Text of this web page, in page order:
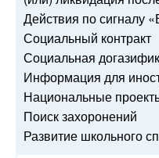
Действия по
Социальный контракт
Социальная
Информация для
Национальные
Поиск захоронений
Развитие школьного